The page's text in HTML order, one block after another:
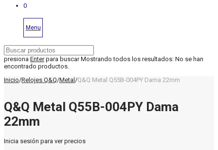
0
Menu
presiona Enterpara buscar Mostrando todos los resultados: No se han
encontrado productos.
Inicio/Relojes Q&Q/Metal /Q&Q Metal Q55B-004PY Dama 22mm
Q&Q Metal Q55B-004PY Dama
22mm
Inicia sesión para ver precios